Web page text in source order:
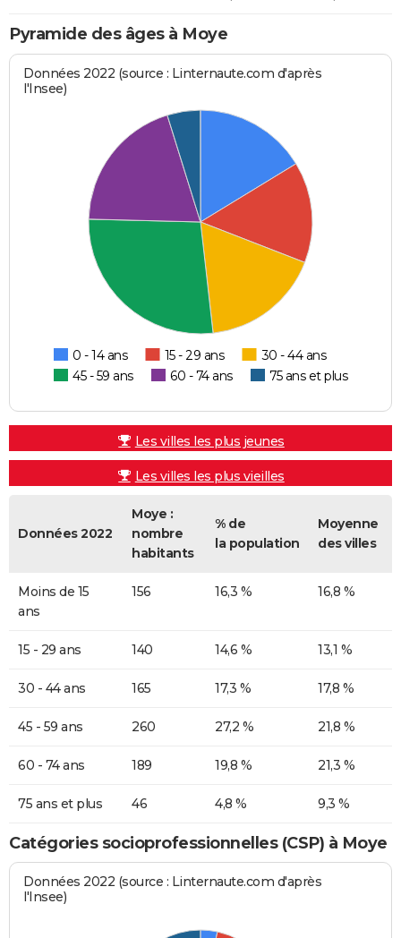
Pyramide des âges à Moye
Données 2022 (source : Linternaute.com d'après
l'Insee)
0 - 14 ans 15 - 29 ans
30 - 44 ans
45 - 59 ans
60 - 74 ans 75 ans et plus
Les villes les plus jeunes
Les villes les plus vieilles
Données 2022
Moye :
nombre
habitants
% de
la population
Moyenne
des villes
Moins de 15
ans
156 16,3 % 16,8 %
15 - 29 ans 140 14,6 % 13,1 %
30 - 44 ans 165 17,3 % 17,8 %
45 - 59 ans 260 27,2 % 21,8 %
60 - 74 ans 189 19,8 % 21,3 %
75 ans et plus 46 4,8 % 9,3 %
Catégories socioprofessionnelles (CSP) à Moye
Données 2022 (source : Linternaute.com d'après
l'Insee)